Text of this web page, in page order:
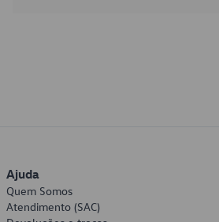
Ajuda
Quem Somos
Atendimento (SAC)